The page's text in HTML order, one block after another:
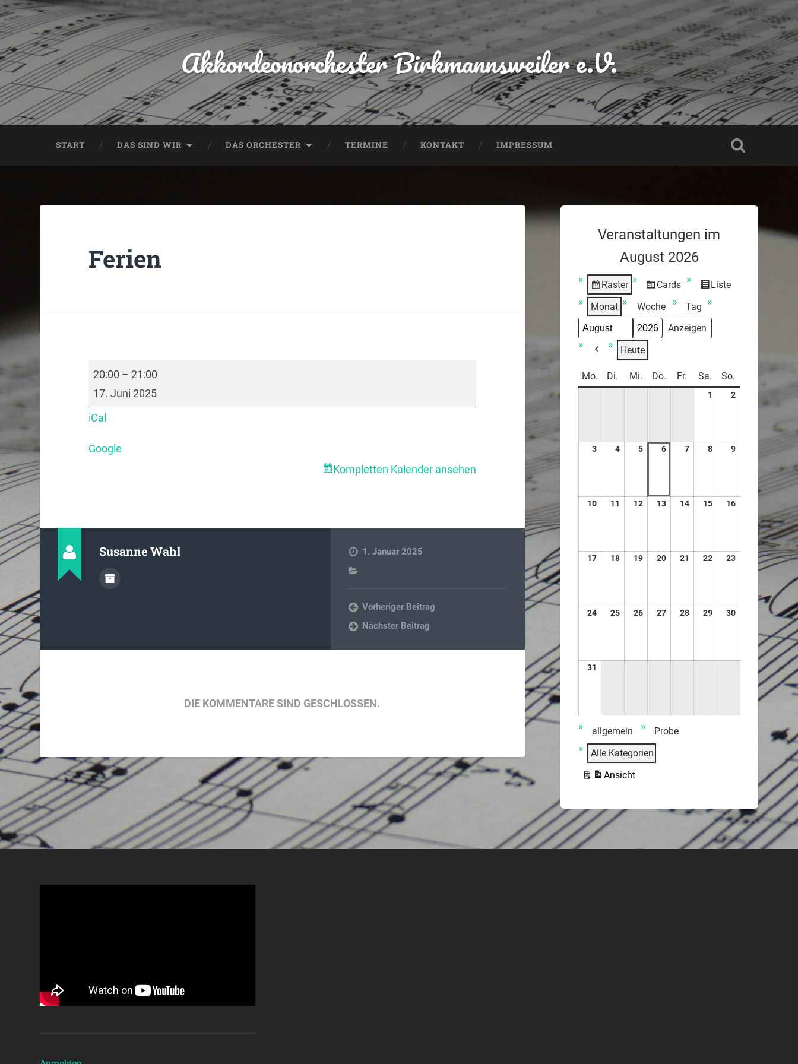
Akkordeonorchester Birkmannsweiler e.V.
START DAS SIND WIR DAS ORCHESTER TERMINE KONTAKT IMPRESSUM
Ferien
20:00 – 21:00
17. Juni 2025
iCal
Google
Kompletten Kalender ansehen
Susanne Wahl 1. Januar 2025
Vorheriger Beitrag
Nächster Beitrag
DIE KOMMENTARE SIND GESCHLOSSEN.
Veranstaltungen im
August 2026
Anzeigen
als
Raster
View
as
Cards
Ansicht
als
Liste
Monat
Woche Tag
Monat
Jahr
Zurück
Heute
Mo. Di. Mi. Do. Fr. Sa. So.
1 2
3 4 5 6 7 8 9
10 11 12 13 14 15 16
17 18 19 20 21 22 23
24 25 26 27 28 29 30
31
Veranstaltungskategorien
allgemein
Probe
Alle Kategorien
Ansicht
ausdrucken